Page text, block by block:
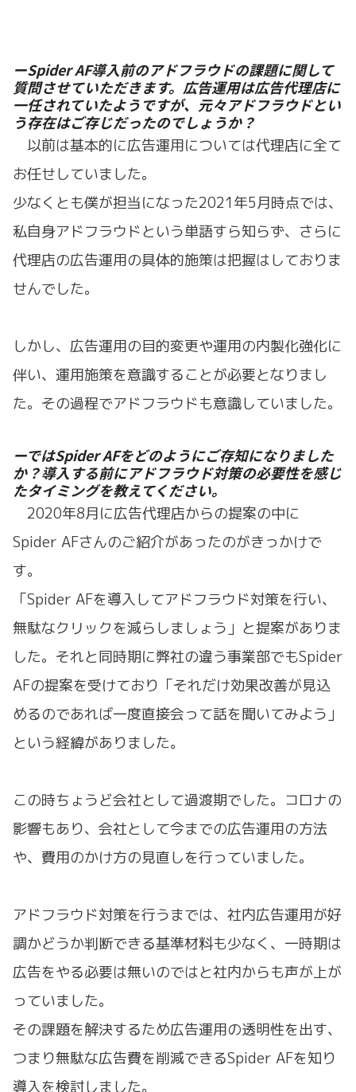
ーSpider AF導入前のアドフラウドの課題に関して
質問させていただきます。広告運用は広告代理店に
一任されていたようですが、元々アドフラウドとい
う存在はご存じだったのでしょうか？
以前は基本的に広告運用については代理店に全て
お任せしていました。
少なくとも僕が担当になった2021年5月時点では、
私自身アドフラウドという単語すら知らず、さらに
代理店の広告運用の具体的施策は把握はしておりま
せんでした。
しかし、広告運用の目的変更や運用の内製化強化に
伴い、運用施策を意識することが必要となりまし
た。その過程でアドフラウドも意識していました。
ーではSpider AFをどのようにご存知になりました
か？導入する前にアドフラウド対策の必要性を感じ
たタイミングを教えてください。
2020年8月に広告代理店からの提案の中に
Spider AFさんのご紹介があったのがきっかけで
す。
「Spider AFを導入してアドフラウド対策を行い、
無駄なクリックを減らしましょう」と提案がありま
した。それと同時期に弊社の違う事業部でもSpider
AFの提案を受けており「それだけ効果改善が見込
めるのであれば一度直接会って話を聞いてみよう」
という経緯がありました。
この時ちょうど会社として過渡期でした。コロナの
影響もあり、会社として今までの広告運用の方法
や、費用のかけ方の見直しを行っていました。
アドフラウド対策を行うまでは、社内広告運用が好
調かどうか判断できる基準材料も少なく、一時期は
広告をやる必要は無いのではと社内からも声が上が
っていました。
その課題を解決するため広告運用の透明性を出す、
つまり無駄な広告費を削減できるSpider AFを知り
導入を検討しました。